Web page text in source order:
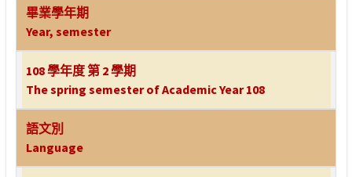
畢業學年期
Year, semester
108 學年度 第 2 學期
The spring semester of Academic Year 108
語文別
Language